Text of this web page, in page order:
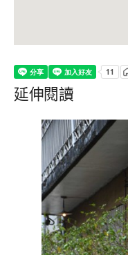
延伸閱讀